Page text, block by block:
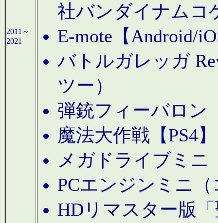
2011～
2021
社バンダイナムコ
E-mote【Android/
バトルガレッガ
ツー）
弾銃フィーバロン
魔法大作戦【PS4
メガドライブミニ
PCエンジンミニ
HDリマスター版